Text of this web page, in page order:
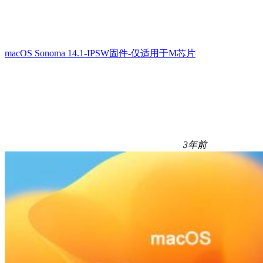
macOS Sonoma 14.1-IPSW固件-仅适用于M芯片
3年前